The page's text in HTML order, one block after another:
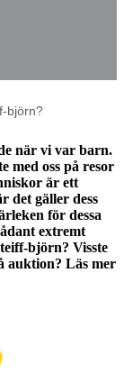
björn?
när vi var barn.
med oss på resor
är ett
det gäller dess
för dessa
extremt
björn? Visste
auktion? Läs mer